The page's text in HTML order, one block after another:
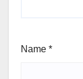
Name *